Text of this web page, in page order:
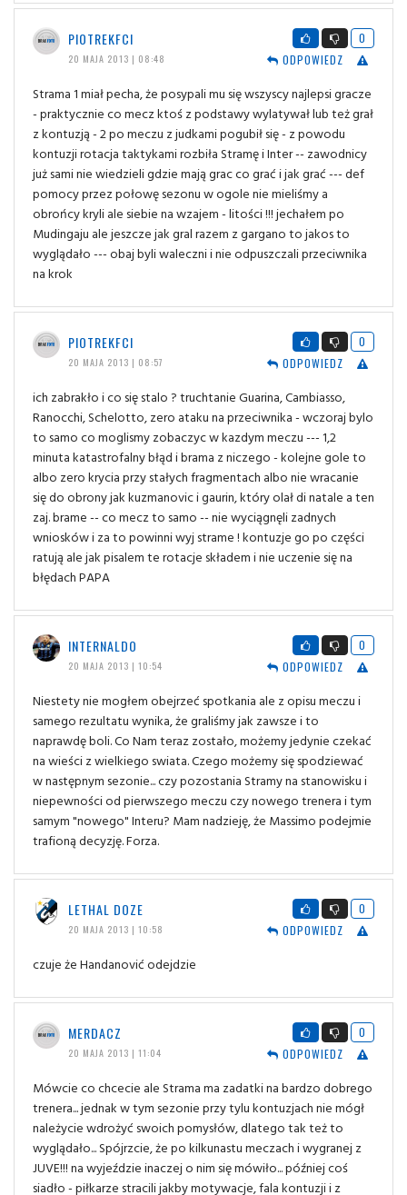
PIOTREKFCI
20 MAJA 2013 | 08:48
0
ODPOWIEDZ
Strama 1 miał pecha, że posypali mu się wszyscy najlepsi gracze
- praktycznie co mecz ktoś z podstawy wylatywał lub też grał
z kontuzją - 2 po meczu z judkami pogubił się - z powodu
kontuzji rotacja taktykami rozbiła Stramę i Inter -- zawodnicy
już sami nie wiedzieli gdzie mają grac co grać i jak grać --- def
pomocy przez połowę sezonu w ogole nie mieliśmy a
obrońcy kryli ale siebie na wzajem - litości !!! jechałem po
Mudingaju ale jeszcze jak gral razem z gargano to jakos to
wyglądało --- obaj byli waleczni i nie odpuszczali przeciwnika
na krok
PIOTREKFCI
20 MAJA 2013 | 08:57
0
ODPOWIEDZ
ich zabrakło i co się stalo ? truchtanie Guarina, Cambiasso,
Ranocchi, Schelotto, zero ataku na przeciwnika - wczoraj bylo
to samo co moglismy zobaczyc w kazdym meczu --- 1,2
minuta katastrofalny błąd i brama z niczego - kolejne gole to
albo zero krycia przy stałych fragmentach albo nie wracanie
się do obrony jak kuzmanovic i gaurin, który olał di natale a ten
zaj. brame -- co mecz to samo -- nie wyciągnęli zadnych
wniosków i za to powinni wyj strame ! kontuzje go po części
ratują ale jak pisalem te rotacje składem i nie uczenie się na
błędach PAPA
INTERNALDO
20 MAJA 2013 | 10:54
0
ODPOWIEDZ
Niestety nie mogłem obejrzeć spotkania ale z opisu meczu i
samego rezultatu wynika, że graliśmy jak zawsze i to
naprawdę boli. Co Nam teraz zostało, możemy jedynie czekać
na wieści z wielkiego swiata. Czego możemy się spodziewać
w następnym sezonie... czy pozostania Stramy na stanowisku i
niepewności od pierwszego meczu czy nowego trenera i tym
samym "nowego" Interu? Mam nadzieję, że Massimo podejmie
trafioną decyzję. Forza.
LETHAL DOZE
20 MAJA 2013 | 10:58
0
ODPOWIEDZ
czuje że Handanović odejdzie
MERDACZ
20 MAJA 2013 | 11:04
0
ODPOWIEDZ
Mówcie co chcecie ale Strama ma zadatki na bardzo dobrego
trenera... jednak w tym sezonie przy tylu kontuzjach nie mógł
należycie wdrożyć swoich pomysłów, dlatego tak też to
wyglądało... Spójrzcie, że po kilkunastu meczach i wygranej z
JUVE!!! na wyjeździe inaczej o nim się mówiło... później coś
siadło - piłkarze stracili jakby motywacje, fala kontuzji i z